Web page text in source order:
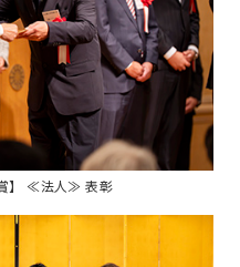
賞】 ≪法人≫ 表彰